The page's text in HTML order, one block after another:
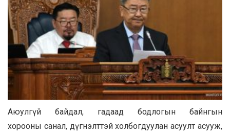
Аюулгүй байдал, гадаад бодлогын байнгын
хорооны санал, дүгнэлттэй холбогдуулан асуулт асууж,